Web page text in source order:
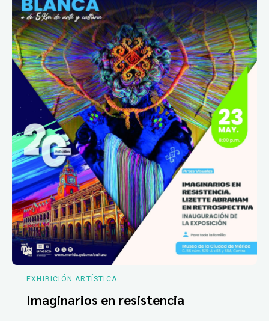
EXHIBICIÓN ARTÍSTICA
Imaginarios en resistencia